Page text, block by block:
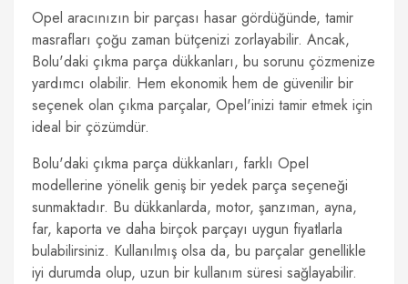
Opel aracınızın bir parçası hasar gördüğünde, tamir
masrafları çoğu zaman bütçenizi zorlayabilir. Ancak,
Bolu'daki çıkma parça dükkanları, bu sorunu çözmenize
yardımcı olabilir. Hem ekonomik hem de güvenilir bir
seçenek olan çıkma parçalar, Opel'inizi tamir etmek için
ideal bir çözümdür.
Bolu'daki çıkma parça dükkanları, farklı Opel
modellerine yönelik geniş bir yedek parça seçeneği
sunmaktadır. Bu dükkanlarda, motor, şanzıman, ayna,
far, kaporta ve daha birçok parçayı uygun fiyatlarla
bulabilirsiniz. Kullanılmış olsa da, bu parçalar genellikle
iyi durumda olup, uzun bir kullanım süresi sağlayabilir.